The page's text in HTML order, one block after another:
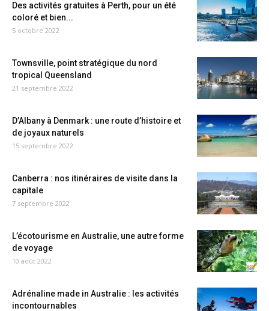
Des activités gratuites à Perth, pour un été
coloré et bien...
5 octobre 2022
Townsville, point stratégique du nord
tropical Queensland
21 septembre 2022
D’Albany à Denmark : une route d’histoire et
de joyaux naturels
15 septembre 2022
Canberra : nos itinéraires de visite dans la
capitale
7 septembre 2022
L’écotourisme en Australie, une autre forme
de voyage
10 août 2022
Adrénaline made in Australie : les activités
incontournables